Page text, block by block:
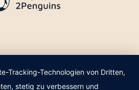
Tracking-Technologien von Dritten,
stetig zu verbessern und